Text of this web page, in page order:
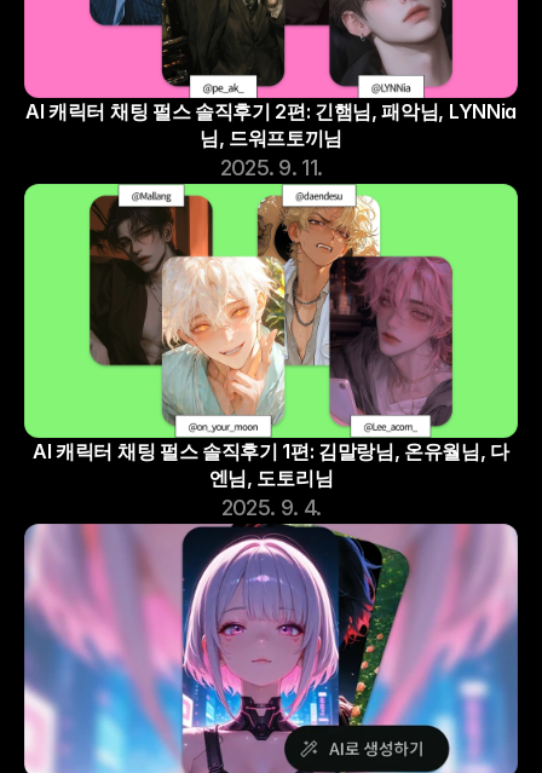
AI 캐릭터 채팅 펄스 솔직후기 2편: 긴햄님, 패악님, LYNNia
님, 드워프토끼님
2025. 9. 11.
AI 캐릭터 채팅 펄스 솔직후기 1편: 김말랑님, 온유월님, 다
엔님, 도토리님
2025. 9. 4.